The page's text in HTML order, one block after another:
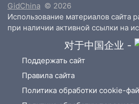
GidChina © 2026
Использование материалов сайта
при наличии активной ссылки на
对于中国企业 -
Поддержать сайт
Правила сайта
Политика обработки cookie-